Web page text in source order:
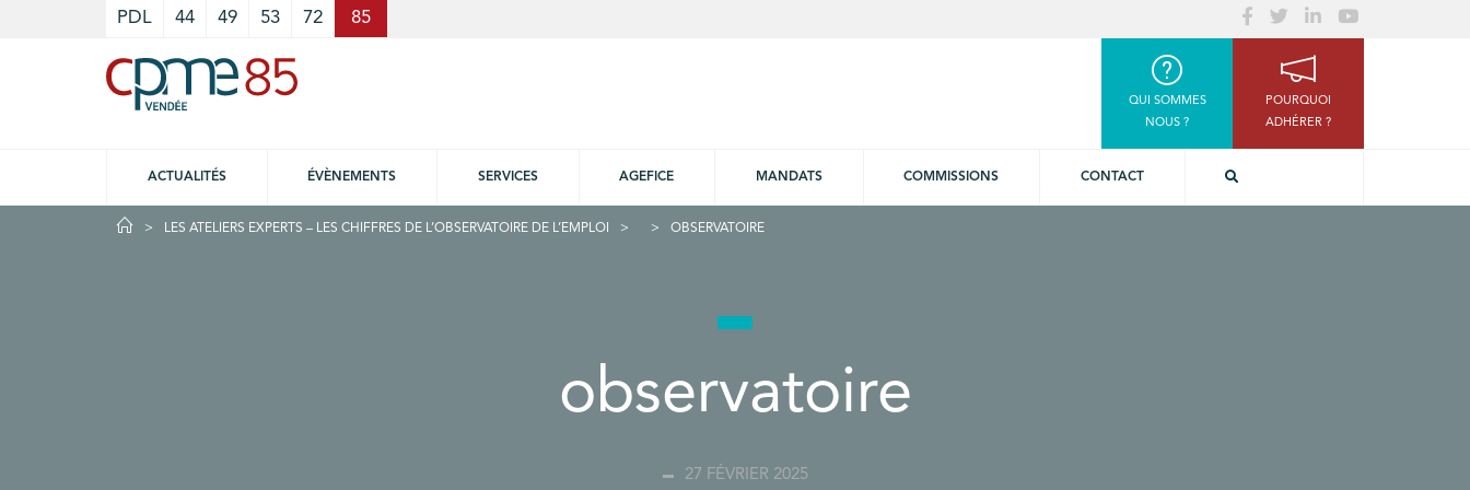
PDL 44 49 53 72 85
QUI SOMMES
NOUS ?
POURQUOI
ADHÉRER ?
ACTUALITÉS ÉVÈNEMENTS SERVICES AGEFICE MANDATS COMMISSIONS CONTACT
LES ATELIERS EXPERTS – LES CHIFFRES DE L’OBSERVATOIRE DE L’EMPLOI OBSERVATOIRE
observatoire
27 FÉVRIER 2025
Cookies management panel